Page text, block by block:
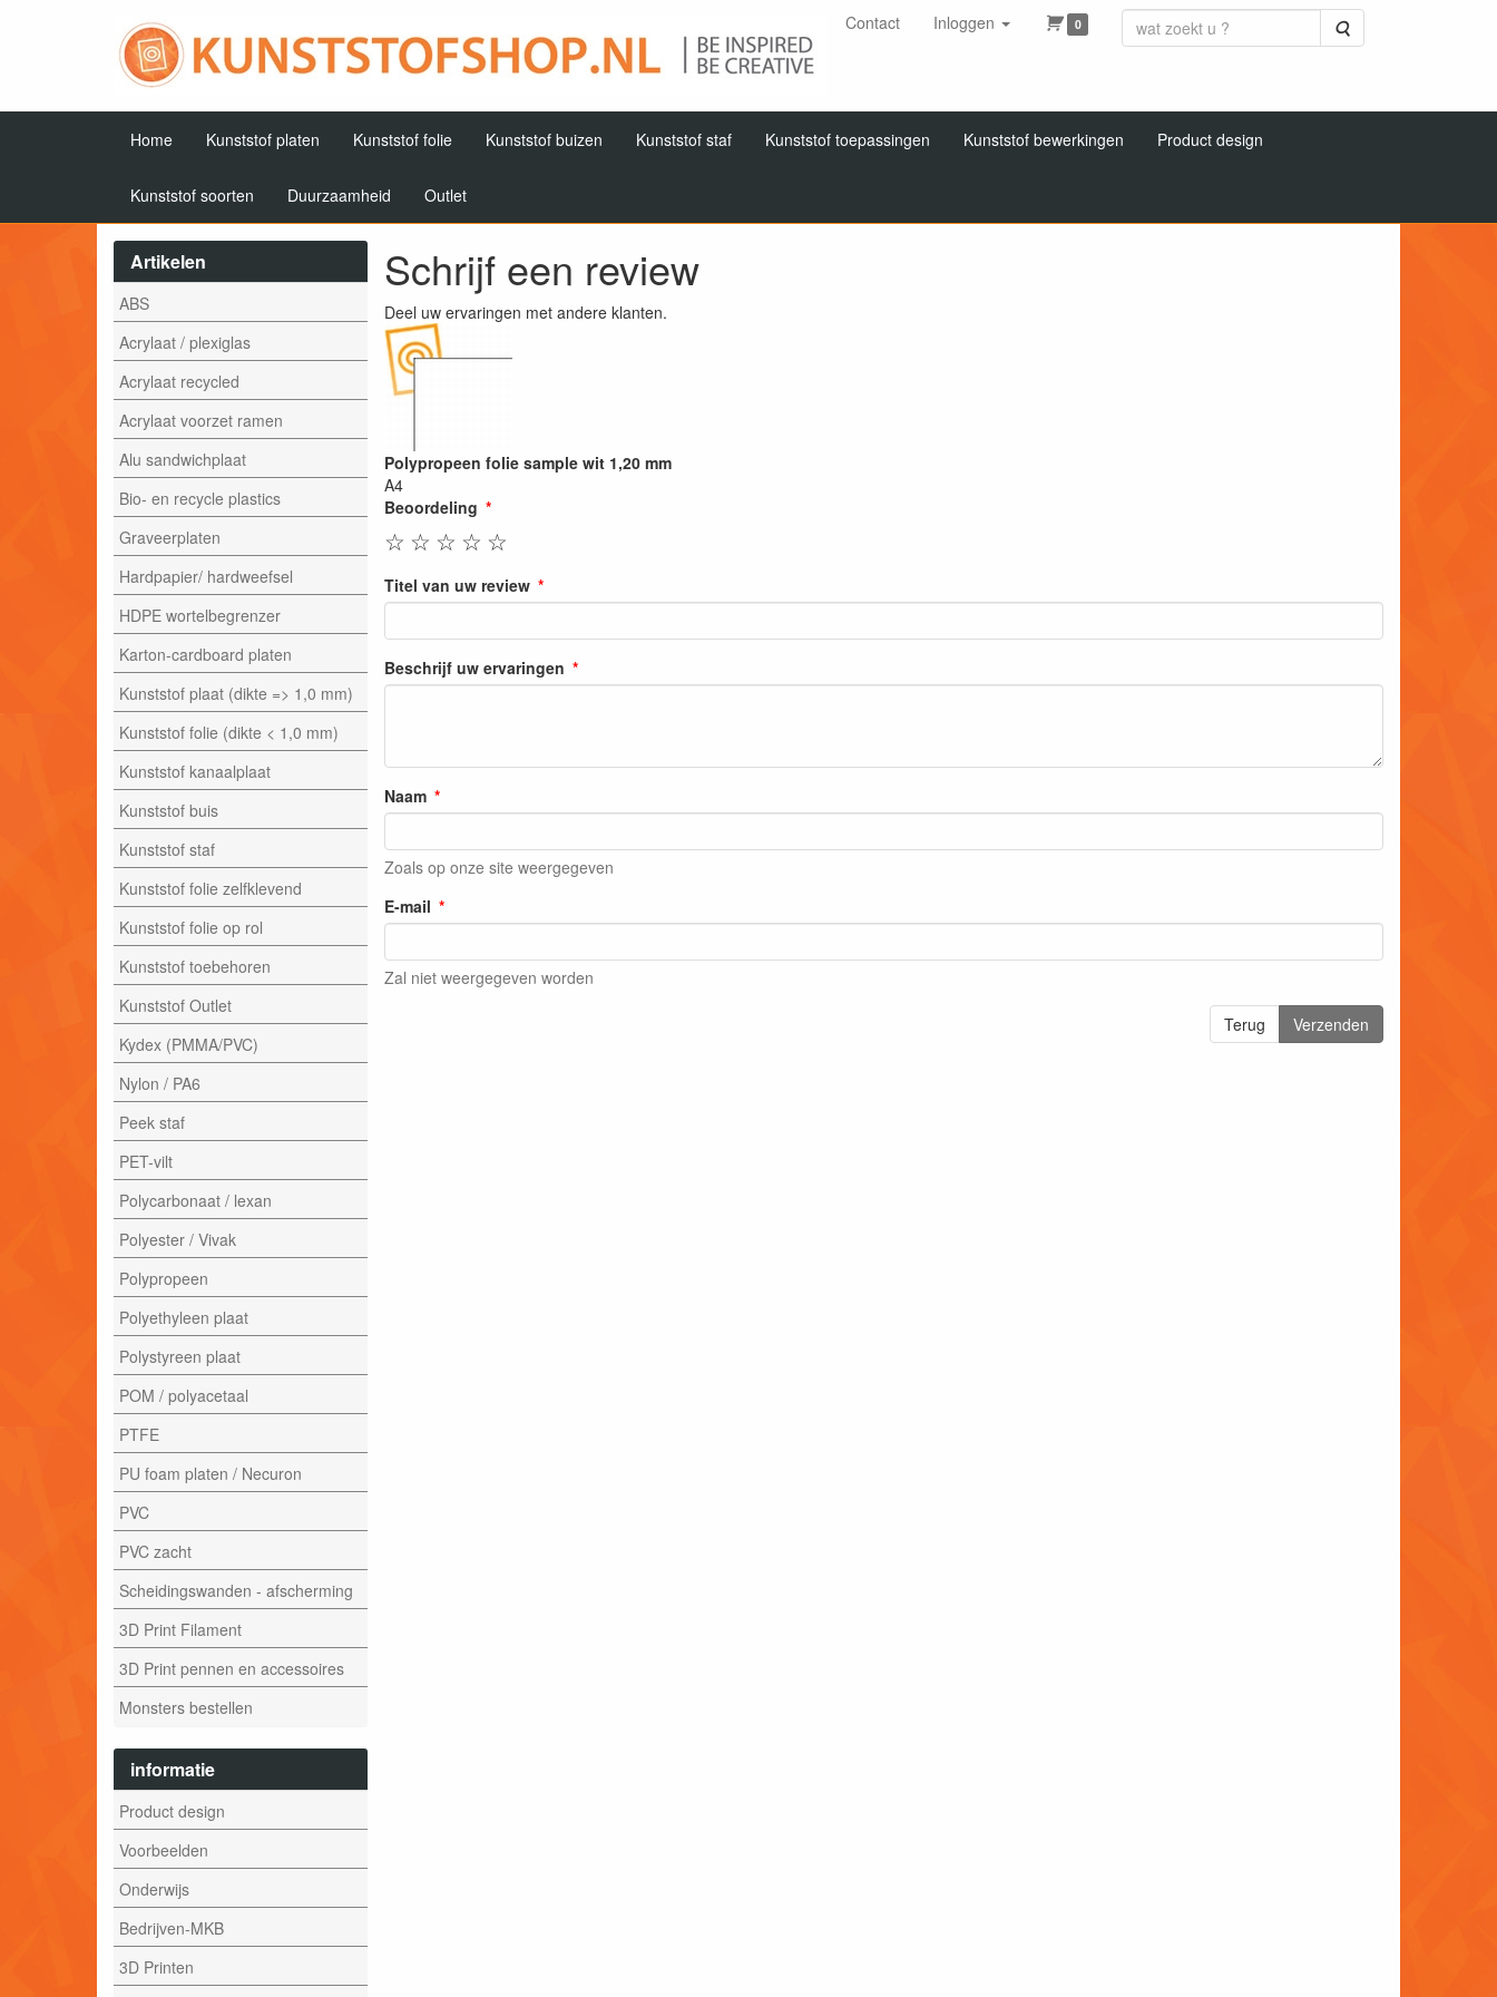
Contact Inloggen 0 Zoeken
Home Kunststof platen Kunststof folie Kunststof buizen Kunststof staf Kunststof toepassingen Kunststof bewerkingen Product design
Kunststof soorten Duurzaamheid Outlet
Artikelen
ABS
Acrylaat / plexiglas
Acrylaat recycled
Acrylaat voorzet ramen
Alu sandwichplaat
Bio- en recycle plastics
Graveerplaten
Hardpapier/ hardweefsel
HDPE wortelbegrenzer
Karton-cardboard platen
Kunststof plaat (dikte => 1,0 mm)
Kunststof folie (dikte < 1,0 mm)
Kunststof kanaalplaat
Kunststof buis
Kunststof staf
Kunststof folie zelfklevend
Kunststof folie op rol
Kunststof toebehoren
Kunststof Outlet
Kydex (PMMA/PVC)
Nylon / PA6
Peek staf
PET-vilt
Polycarbonaat / lexan
Polyester / Vivak
Polypropeen
Polyethyleen plaat
Polystyreen plaat
POM / polyacetaal
PTFE
PU foam platen / Necuron
PVC
PVC zacht
Scheidingswanden - afscherming
3D Print Filament
3D Print pennen en accessoires
Monsters bestellen
informatie
Product design
Voorbeelden
Onderwijs
Bedrijven-MKB
3D Printen
Schrijf een review
Deel uw ervaringen met andere klanten.
Polypropeen folie sample wit 1,20 mm
A4
Beoordeling
☆
☆
☆
☆
☆
Titel van uw review
Beschrijf uw ervaringen
Naam
Zoals op onze site weergegeven
E-mail
Zal niet weergegeven worden
Terug Verzenden